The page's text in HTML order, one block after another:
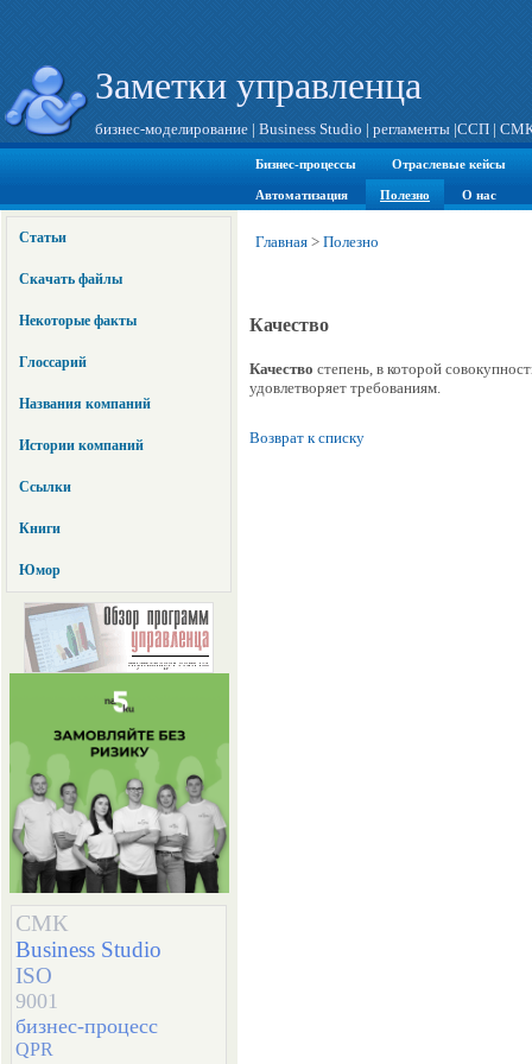
Заметки управленца
бизнес-моделирование | Business Studio | регламенты |ССП |
Бизнес-процессы Отраслевые кейсы
Автоматизация Полезно О нас
Статьи
Скачать файлы
Некоторые факты
Глоссарий
Названия компаний
Истории компаний
Ссылки
Книги
Юмор
СМК
Business Studio
ISO
9001
бизнес-процесс
QPR
Главная > Полезно
Качество
Качество степень, в которой
удовлетворяет требованиям.
Возврат к списку